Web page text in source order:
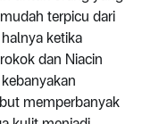
terpicu dari
ketika
dan Niacin
memperbanyak